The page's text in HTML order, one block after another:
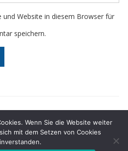
und Website in diesem Browser für
speichern.
/ Academica WordPress-Theme von
WPZOOM
Wenn Sie die Website weiter
mit dem Setzen von Cookies